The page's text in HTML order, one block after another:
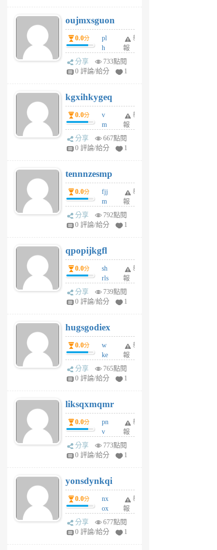
個
月
前
個
月
前
oujmxsguon
0.0分
pl
h
wi
w
6
個
月
前
舉
報
分享
733點閱
0 評論/給分
1
kgxihkygeq
0.0分
v
m
sg
sr
6
個
月
前
舉
報
分享
667點閱
0 評論/給分
1
tennnzesmp
0.0分
fjj
m
w
rs
6
個
月
前
舉
報
分享
792點閱
0 評論/給分
1
qpopijkgfl
0.0分
sh
rls
k
m
6
個
月
前
舉
報
分享
739點閱
0 評論/給分
1
hugsgodiex
0.0分
w
ke
rv
pj
6
個
月
前
舉
報
分享
765點閱
0 評論/給分
1
liksqxmqmr
0.0分
pn
v
wt
sv
6
個
月
前
舉
報
分享
773點閱
0 評論/給分
1
yonsdynkqi
0.0分
nx
ox
rh
pe
舉
報
分享
677點閱
0 評論/給分
1